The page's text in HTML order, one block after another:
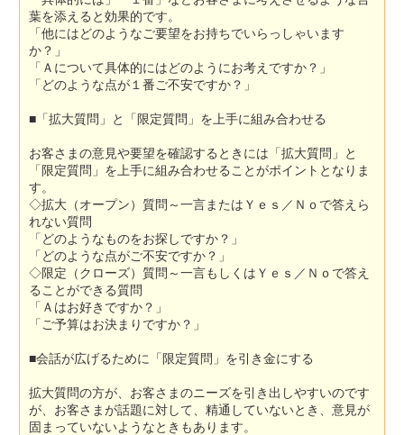
葉を添えると効果的です。
「他にはどのようなご要望をお持ちでいらっしゃいます
か？」
「Ａについて具体的にはどのようにお考えですか？」
「どのような点が１番ご不安ですか？」
■「拡大質問」と「限定質問」を上手に組み合わせる
お客さまの意見や要望を確認するときには「拡大質問」と
「限定質問」を上手に組み合わせることがポイントとなりま
す。
◇拡大（オープン）質問～一言またはＹｅｓ／Ｎｏで答えら
れない質問
「どのようなものをお探しですか？」
「どのような点がご不安ですか？」
◇限定（クローズ）質問～一言もしくはＹｅｓ／Ｎｏで答え
ることができる質問
「Ａはお好きですか？」
「ご予算はお決まりですか？」
■会話が広げるために「限定質問」を引き金にする
拡大質問の方が、お客さまのニーズを引き出しやすいのです
が、お客さまが話題に対して、精通していないとき、意見が
固まっていないようなときもあります。